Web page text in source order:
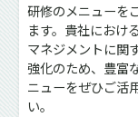
研修のメニューを
ます。貴社におけ
マネジメントに関
強化のため、豊富
ニューをぜひご活
い。